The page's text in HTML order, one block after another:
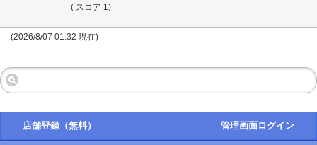
( スコア 1)
(2026/8/07 01:32 現在)
店舗登録（無料） 管理画面ログイン